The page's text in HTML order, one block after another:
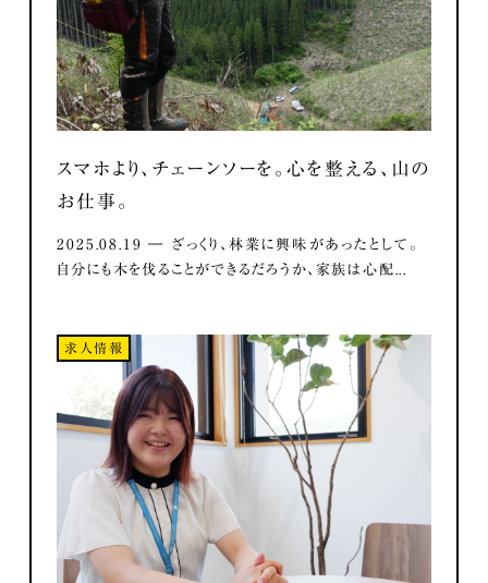
スマホより、チェーンソーを。心を整える、山の
お仕事。
2025.08.19 ― ざっくり、林業に興味があったとして。
自分にも木を伐ることができるだろうか、家族は心配...
求人情報